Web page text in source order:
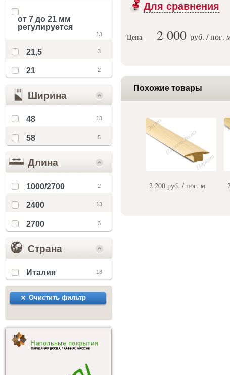
Для сравнения
Цена 2 000 руб. / пог.
Похожие товары
2 200 руб. / пог. м
от 7 до 21 мм
регулируется
13
21,5 3
21 2
Ширина
48 13
58 5
Длина
1000/2700 2
2400 13
2700 3
Страна
Италия 18
Очистить фильтр